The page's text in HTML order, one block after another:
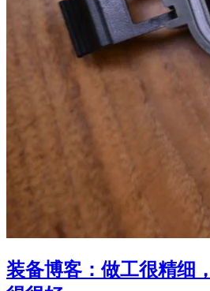
装备博客：做工很精细